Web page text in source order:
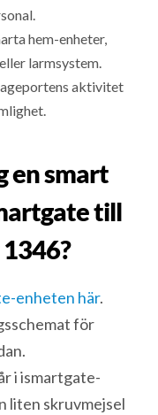
hem-enheter,
larmsystem.
aktivitet
en smart
till
enheten här.
för
i ismartgate-
liten skruvmejsel